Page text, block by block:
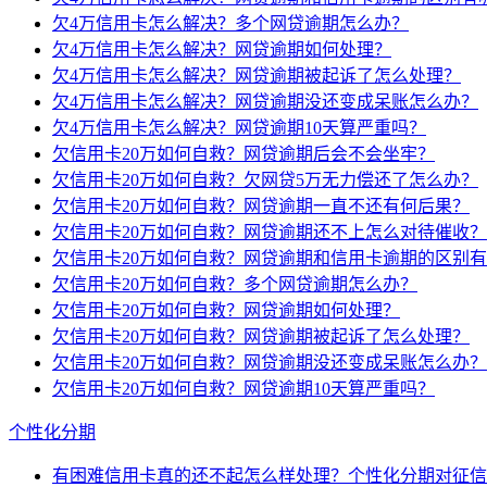
欠4万信用卡怎么解决？多个网贷逾期怎么办？
欠4万信用卡怎么解决？网贷逾期如何处理？
欠4万信用卡怎么解决？网贷逾期被起诉了怎么处理？
欠4万信用卡怎么解决？网贷逾期没还变成呆账怎么办？
欠4万信用卡怎么解决？网贷逾期10天算严重吗？
欠信用卡20万如何自救？网贷逾期后会不会坐牢？
欠信用卡20万如何自救？欠网贷5万无力偿还了怎么办？
欠信用卡20万如何自救？网贷逾期一直不还有何后果？
欠信用卡20万如何自救？网贷逾期还不上怎么对待催收？
欠信用卡20万如何自救？网贷逾期和信用卡逾期的区别有
欠信用卡20万如何自救？多个网贷逾期怎么办？
欠信用卡20万如何自救？网贷逾期如何处理？
欠信用卡20万如何自救？网贷逾期被起诉了怎么处理？
欠信用卡20万如何自救？网贷逾期没还变成呆账怎么办？
欠信用卡20万如何自救？网贷逾期10天算严重吗？
个性化分期
有困难信用卡真的还不起怎么样处理？个性化分期对征信